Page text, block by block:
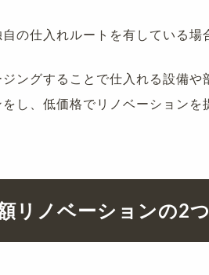
の仕入れルートを有している場
ングすることで仕入れる設備や
し、低価格でリノベーションを
リノベーションの2